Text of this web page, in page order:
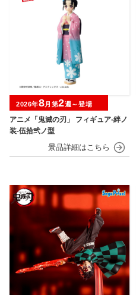
アニメ「鬼滅の刃」 フィギュア-絆ノ
装-伍拾弐ノ型
2026年8月第2週～登場